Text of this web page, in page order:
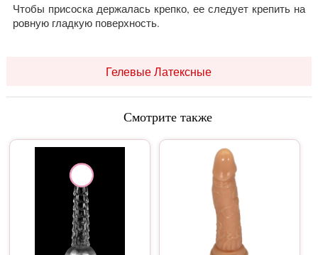
Чтобы присоска держалась крепко, ее следует крепить на
ровную гладкую поверхность.
Гелевые Латексные
Смотрите также